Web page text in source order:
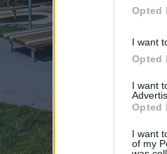
Opted
I want
Opted
I want
Opted
I want
of my